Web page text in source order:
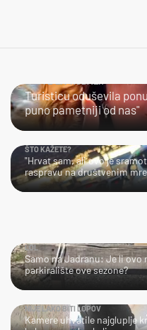
Turisticu oduševila
puno pametniji od nas"
ŠTO KAŽETE?
"Hrvat sam, ali ovo je
raspravu na društvenim
LOL
Samo na Jadranu: Je li ovo
parkiralište ove sezone?
NIJE LAKO BITI LOPOV
Kamere uhvatile najgluplje